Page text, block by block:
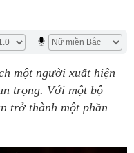
một người xuất hiện
trọng. Với một bộ
trở thành một phần